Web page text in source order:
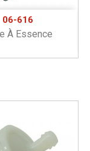
06-616
À Essence